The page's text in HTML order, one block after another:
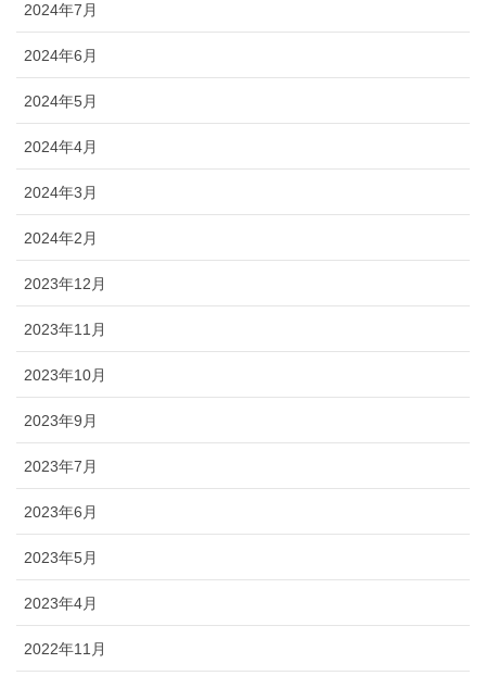
2024年7月
2024年6月
2024年5月
2024年4月
2024年3月
2024年2月
2023年12月
2023年11月
2023年10月
2023年9月
2023年7月
2023年6月
2023年5月
2023年4月
2022年11月